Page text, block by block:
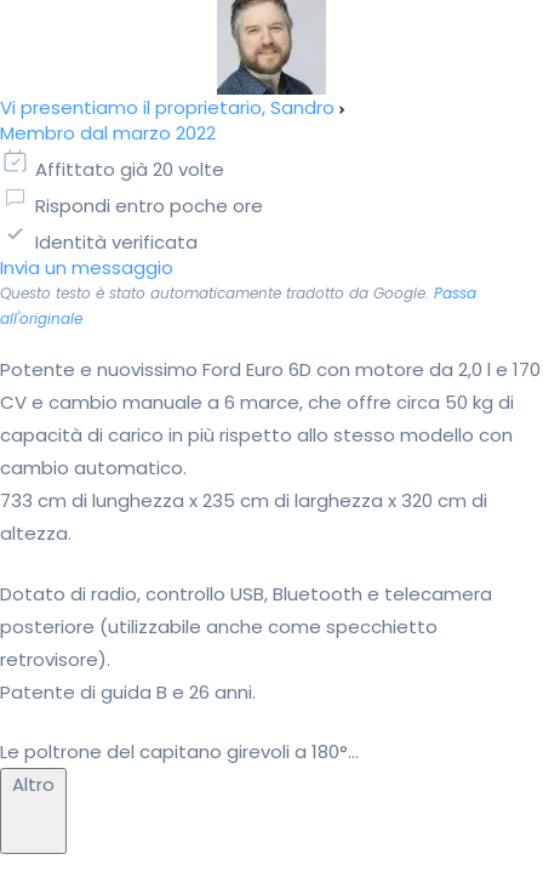
Vi presentiamo il proprietario, Sandro
Membro dal marzo 2022
Affittato già 20 volte
Rispondi entro poche ore
Identità verificata
Invia un messaggio
Questo testo è stato automaticamente tradotto da Google. Passa
all'originale
Potente e nuovissimo Ford Euro 6D con motore da 2,0 l e 170
CV e cambio manuale a 6 marce, che offre circa 50 kg di
capacità di carico in più rispetto allo stesso modello con
cambio automatico.
733 cm di lunghezza x 235 cm di larghezza x 320 cm di
altezza.
Dotato di radio, controllo USB, Bluetooth e telecamera
posteriore (utilizzabile anche come specchietto
retrovisore).
Patente di guida B e 26 anni.
Le poltrone del capitano girevoli a 180°...
Altro